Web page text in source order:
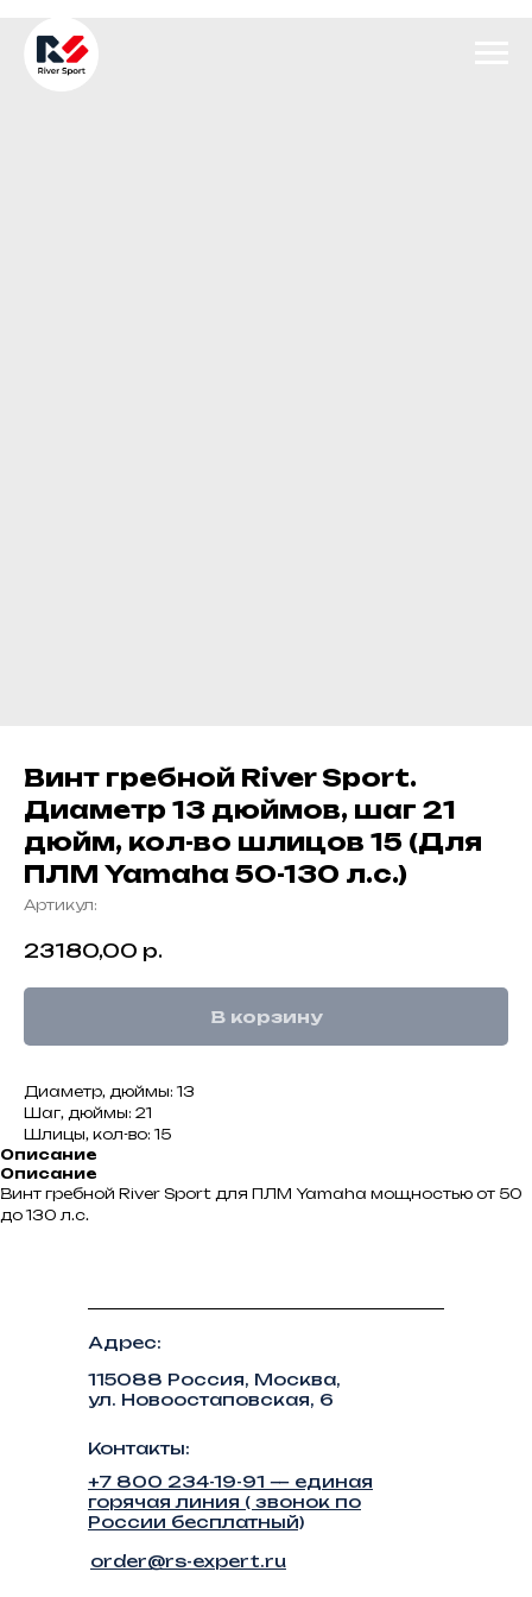
Винт гребной River Sport.
Диаметр 13 дюймов, шаг 21
дюйм, кол-во шлицов 15 (Для
ПЛМ Yamaha 50-130 л.с.)
Артикул:
23180,00 р.
В корзину
Диаметр, дюймы: 13
Шаг, дюймы: 21
Шлицы, кол-во: 15
Описание
Описание
Винт гребной River Sport для ПЛМ Yamaha мощностью от 50
до 130 л.с.
Контакты:
+7 800 234-19-91 — единая
горячая линия ( звонок по
России бесплатный)
order@rs-expert.ru
Адрес:
115088 Россия, Москва,
ул. Новоостаповская, 6